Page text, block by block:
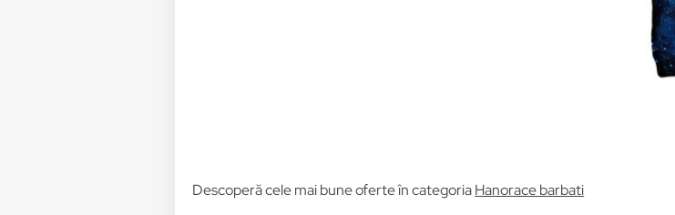
Descoperă cele mai bune oferte în categoriaHanorace barbati